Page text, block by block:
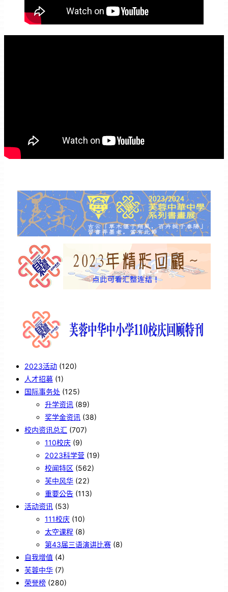
2023活动 (120)
人才招募 (1)
国际事务处 (125)
升学资讯 (89)
奖学金资讯 (38)
校内资讯总汇 (707)
110校庆 (9)
2023科学营 (19)
校闻特区 (562)
芙中风华 (22)
重要公告 (113)
活动资讯 (53)
111校庆 (10)
太空课程 (8)
第43届三语演讲比赛 (8)
自我增值 (4)
芙蓉中华 (7)
荣誉榜 (280)